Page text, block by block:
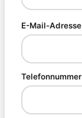
E-Mail-Adresse
Telefonnummer